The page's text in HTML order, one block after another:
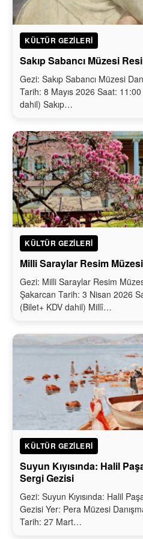
KÜLTÜR GEZILERI
Sakıp Sabancı Müzesi
Gezi: Sakıp Sabancı Müzesi
Tarih: 8 Mayıs 2026 Saat:
dahil) Sakıp…
KÜLTÜR GEZILERI
Milli Saraylar Resim
Gezi: Milli Saraylar Resim
Şakarcan Tarih: 3 Nisan 2026
(Bilet+ KDV dahil) Millî…
KÜLTÜR GEZILERI
Suyun Kıyısında: Halil
Sergi Gezisi
Gezi: Suyun Kıyısında: Halil
Gezisi Yer: Pera Müzesi
Tarih: 27 Mart…